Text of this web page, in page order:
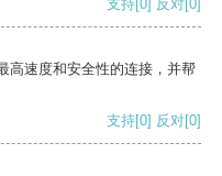
支持[0] 反对[0]
高速度和安全性的连接，并帮
支持[0] 反对[0]